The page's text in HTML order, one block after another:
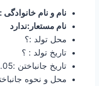
نام و نام
نام مستعار:ندارد
محل تولد :؟
تاریخ تولد : ؟
تاریخ جانباختن :1359.02.05
محل و نحوه